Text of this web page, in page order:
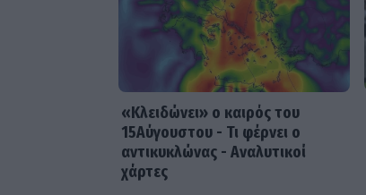
«Κλειδώνει» ο καιρός του
15Αύγουστου - Τι φέρνει ο
αντικυκλώνας - Αναλυτικοί
χάρτες